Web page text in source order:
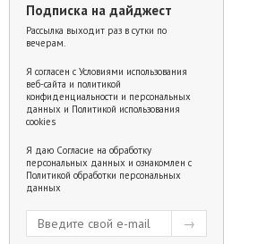
Подписка на дайджест
Рассылка выходит раз в сутки по
вечерам.
Я согласен с Условиями использования
веб-сайта и политикой
конфиденциальности и персональных
данных и Политикой использования
cookies
Я даю Согласие на обработку
персональных данных и ознакомлен с
Политикой обработки персональных
данных